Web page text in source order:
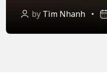
by Tìm Nhanh